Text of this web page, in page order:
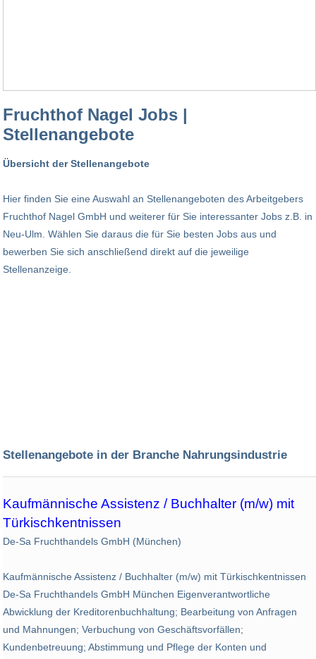
Fruchthof Nagel Jobs |
Stellenangebote
Übersicht der Stellenangebote
Hier finden Sie eine Auswahl an Stellenangeboten des Arbeitgebers
Fruchthof Nagel GmbH und weiterer für Sie interessanter Jobs z.B. in
Neu-Ulm. Wählen Sie daraus die für Sie besten Jobs aus und
bewerben Sie sich anschließend direkt auf die jeweilige
Stellenanzeige.
Stellenangebote in der Branche Nahrungsindustrie
Kaufmännische Assistenz / Buchhalter (m/w) mit
Türkischkentnissen
De-Sa Fruchthandels GmbH (München)
Kaufmännische Assistenz / Buchhalter (m/w) mit Türkischkentnissen
De-Sa Fruchthandels GmbH München Eigenverantwortliche
Abwicklung der Kreditorenbuchhaltung; Bearbeitung von Anfragen
und Mahnungen; Verbuchung von Geschäftsvorfällen;
Kundenbetreuung; Abstimmung und Pflege der Konten und